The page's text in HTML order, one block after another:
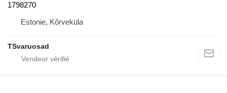
1798270
Estonie, Kõrveküla
TSvaruosad